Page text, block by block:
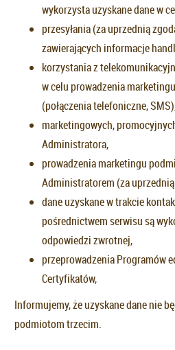
wykorzysta uzyskane dane w
przesyłania (za uprzednią
zawierających informacje
korzystania z
w celu prowadzenia
(połączenia telefoniczne,
marketingowych,
Administratora,
prowadzenia marketingu
Administratorem (za
dane uzyskane w trakcie
pośrednictwem serwisu są
odpowiedzi zwrotnej,
przeprowadzenia Programów
Certyfikatów,
Informujemy, że uzyskane dane nie
podmiotom trzecim.